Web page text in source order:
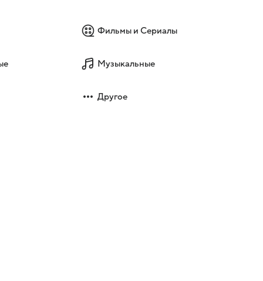
Фильмы и Сериалы
Музыкальные
Другое